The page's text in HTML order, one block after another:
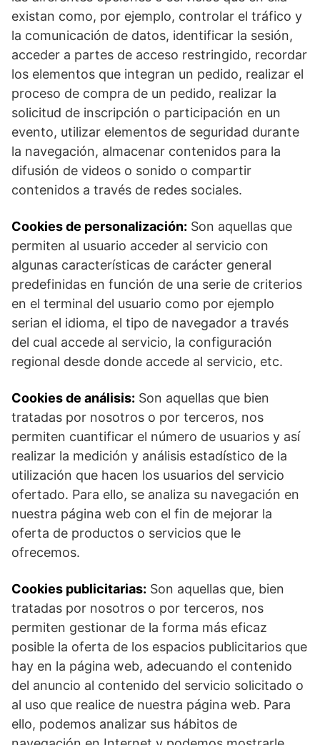
existan como, por ejemplo, controlar el tráfico y
la comunicación de datos, identificar la sesión,
acceder a partes de acceso restringido, recordar
los elementos que integran un pedido, realizar el
proceso de compra de un pedido, realizar la
solicitud de inscripción o participación en un
evento, utilizar elementos de seguridad durante
la navegación, almacenar contenidos para la
difusión de videos o sonido o compartir
contenidos a través de redes sociales.
Cookies de personalización: Son aquellas que
permiten al usuario acceder al servicio con
algunas características de carácter general
predefinidas en función de una serie de criterios
en el terminal del usuario como por ejemplo
serian el idioma, el tipo de navegador a través
del cual accede al servicio, la configuración
regional desde donde accede al servicio, etc.
Cookies de análisis: Son aquellas que bien
tratadas por nosotros o por terceros, nos
permiten cuantificar el número de usuarios y así
realizar la medición y análisis estadístico de la
utilización que hacen los usuarios del servicio
ofertado. Para ello, se analiza su navegación en
nuestra página web con el fin de mejorar la
oferta de productos o servicios que le
ofrecemos.
Cookies publicitarias: Son aquellas que, bien
tratadas por nosotros o por terceros, nos
permiten gestionar de la forma más eficaz
posible la oferta de los espacios publicitarios que
hay en la página web, adecuando el contenido
del anuncio al contenido del servicio solicitado o
al uso que realice de nuestra página web. Para
ello, podemos analizar sus hábitos de